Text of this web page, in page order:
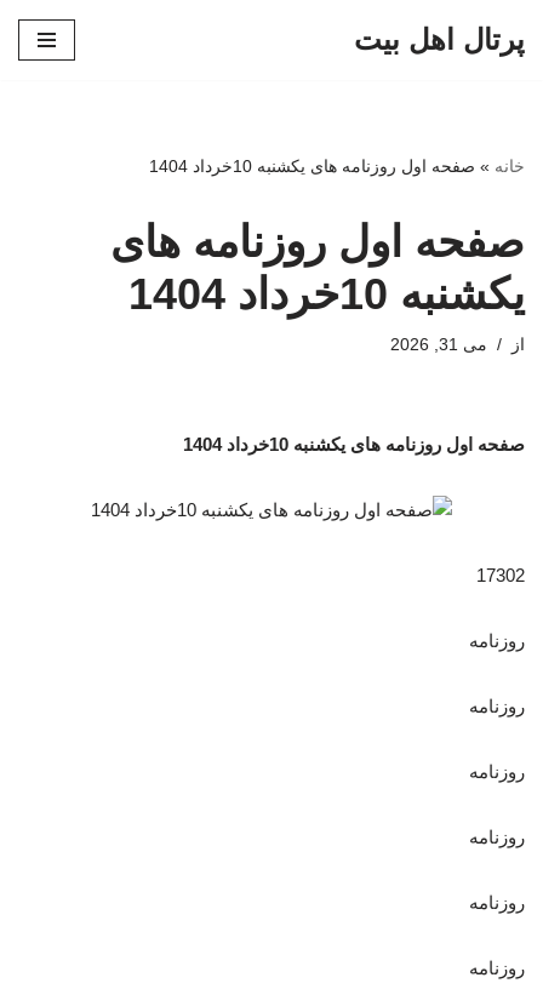
پرتال اهل بیت
خانه » صفحه اول روزنامه های یکشنبه 10خرداد 1404
صفحه اول روزنامه های
یکشنبه 10خرداد 1404
از می 31, 2026
صفحه اول روزنامه های یکشنبه 10خرداد 1404
17302
روزنامه
روزنامه
روزنامه
روزنامه
روزنامه
روزنامه